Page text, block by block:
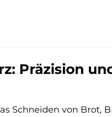
Präzision
Schneiden von Brot,